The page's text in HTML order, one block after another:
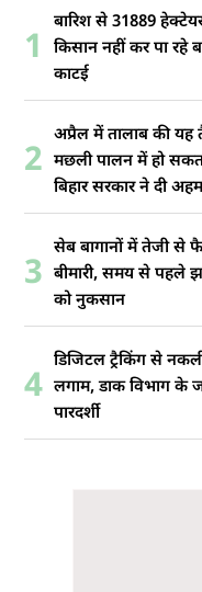
1
बारिश से 31889
किसान नहीं कर पा रहे
काटई
2
अप्रैल में तालाब की यह
मछली पालन में हो
बिहार सरकार ने दी
3
सेब बागानों में तेजी से
बीमारी, समय से पहले
को नुकसान
4
डिजिटल ट्रैकिंग से
लगाम, डाक विभाग के
पारदर्शी